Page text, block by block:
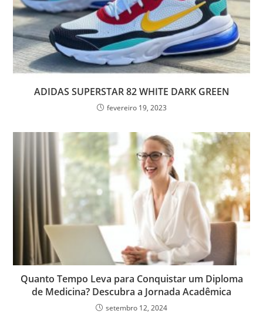
ADIDAS SUPERSTAR 82 WHITE DARK GREEN
fevereiro 19, 2023
Quanto Tempo Leva para Conquistar um Diploma
de Medicina? Descubra a Jornada Acadêmica
setembro 12, 2024